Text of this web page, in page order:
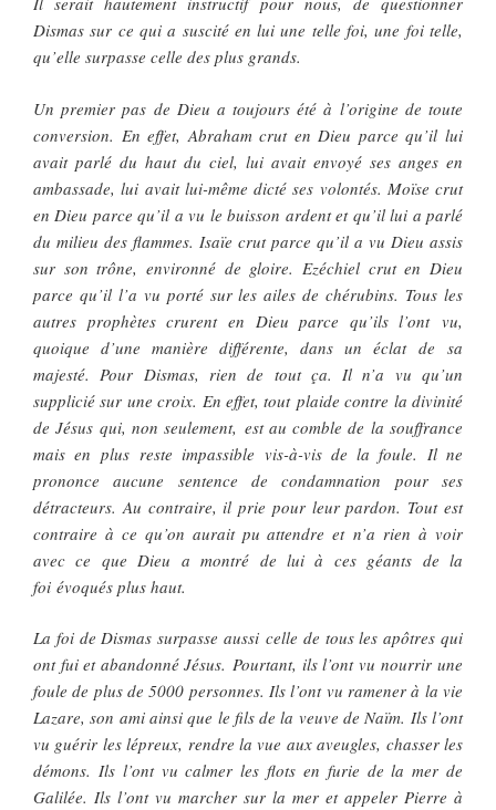
Dismas sur ce qui a suscité en lui une telle foi, une foi telle,
qu’elle surpasse celle des plus grands.
Un premier pas de Dieu a toujours été à l’origine de toute
conversion. En effet, Abraham crut en Dieu parce qu’il lui
avait parlé du haut du ciel, lui avait envoyé ses anges en
ambassade, lui avait lui-même dicté ses volontés. Moïse crut
en Dieu parce qu’il a vu le buisson ardent et qu’il lui a parlé
du milieu des flammes. Isaïe crut parce qu’il a vu Dieu assis
sur son trône, environné de gloire. Ezéchiel crut en Dieu
parce qu’il l’a vu porté sur les ailes de chérubins. Tous les
autres prophètes crurent en Dieu parce qu’ils l’ont vu,
quoique d’une manière différente, dans un éclat de sa
majesté. Pour Dismas, rien de tout ça. Il n’a vu qu’un
supplicié sur une croix. En effet, tout plaide contre la divinité
de Jésus qui, non seulement, est au comble de la souffrance
mais en plus reste impassible vis-à-vis de la foule. Il ne
prononce aucune sentence de condamnation pour ses
détracteurs. Au contraire, il prie pour leur pardon. Tout est
contraire à ce qu’on aurait pu attendre et n’a rien à voir
avec ce que Dieu a montré de lui à ces géants de la
foi évoqués plus haut.
La foi de Dismas surpasse aussi celle de tous les apôtres qui
ont fui et abandonné Jésus. Pourtant, ils l’ont vu nourrir une
foule de plus de 5000 personnes. Ils l’ont vu ramener à la vie
Lazare, son ami ainsi que le fils de la veuve de Naïm. Ils l’ont
vu guérir les lépreux, rendre la vue aux aveugles, chasser les
démons. Ils l’ont vu calmer les flots en furie de la mer de
Galilée. Ils l’ont vu marcher sur la mer et appeler Pierre à